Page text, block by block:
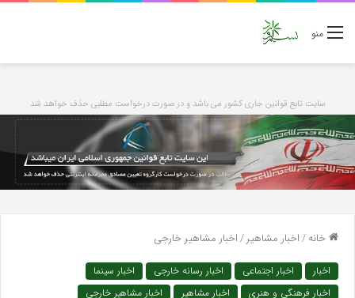
منو
سایت تابع قوانین جاری کشور می باشد و در صورت درخواست مطلبی حذف خواهد شد
خانه/اخبار مشاهیر/اخبار مشاهیر خارجی
اخبار اخبار اجتماعی اخبار رسانه خارجی
اخبار سینما
اخبار فرهنگی و هنری
اخبار مشاهیر
اخبار مشاهیر خارجی